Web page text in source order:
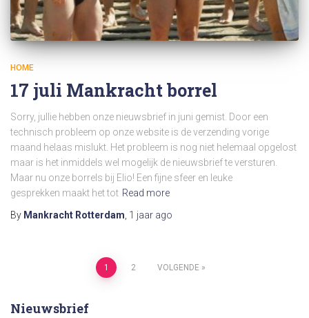
HOME
17 juli Mankracht borrel
Sorry, jullie hebben onze nieuwsbrief in juni gemist. Door een
technisch probleem op onze website is de verzending vorige
maand helaas mislukt. Het probleem is nog niet helemaal opgelost
maar is het inmiddels wel mogelijk de nieuwsbrief te versturen.
Maar nu onze borrels bij Elio! Een fijne sfeer en leuke
gesprekken maakt het tot Read more
By Mankracht Rotterdam 1 jaar ago
paginering
1 2 VOLGENDE
Nieuwsbrief